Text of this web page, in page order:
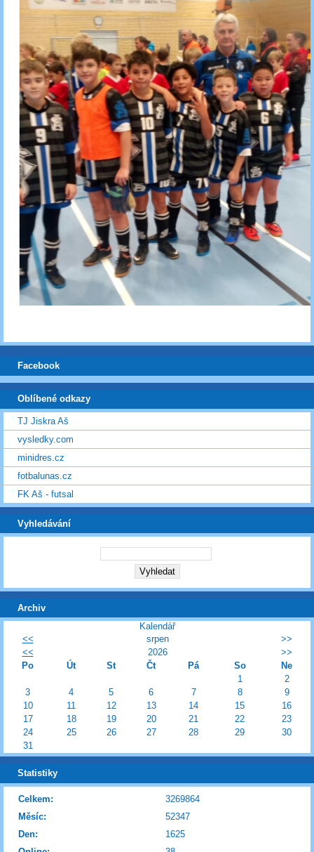
Facebook
Oblíbené odkazy
TJ Jiskra Aš
vysledky.com
minidres.cz
fotbalunas.cz
FK Aš - futsal
Vyhledávání
Archiv
Kalendář
<<
srpen
>>
<<
2026
>>
Po
Út St Čt Pá So
Ne
1
2
3
4 5 6 7 8
9
10
11 12 13 14 15
16
17
18 19 20 21 22
23
24
25 26 27 28 29
30
31
Statistiky
Celkem:
3269864
Měsíc:
52347
Den:
1625